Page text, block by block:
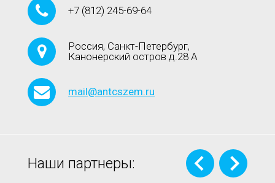
+7 (812) 245-69-64
Россия, Санкт-Петербург,
Канонерский остров д.28 А
mail@antcszem.ru
Наши партнеры: